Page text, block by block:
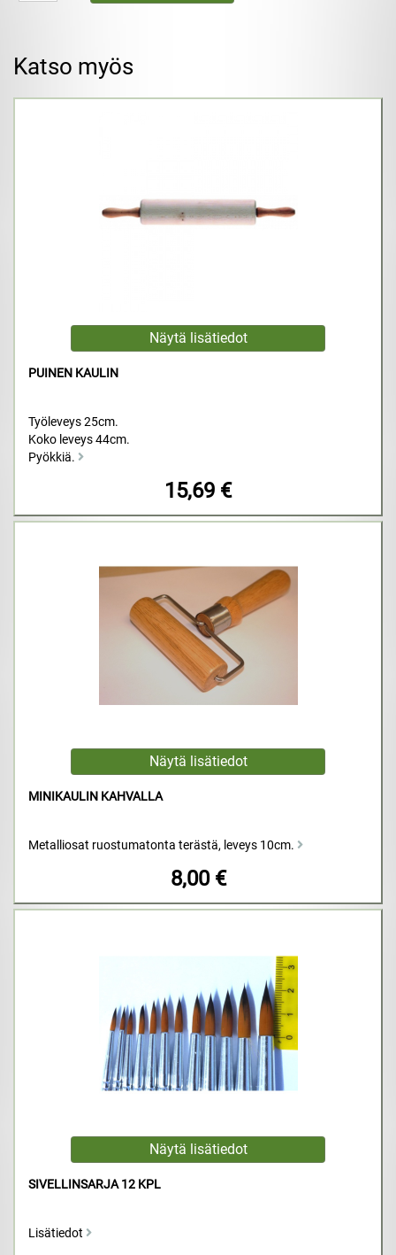
Katso myös
PUINEN KAULIN
Työleveys 25cm.
Koko leveys 44cm.
Pyökkiä.
15,69 €
MINIKAULIN KAHVALLA
Metalliosat ruostumatonta terästä, leveys 10cm.
8,00 €
SIVELLINSARJA 12 KPL
Lisätiedot